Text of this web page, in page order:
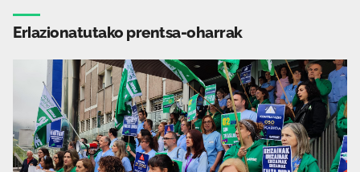
Erlazionatutako prentsa-oharrak